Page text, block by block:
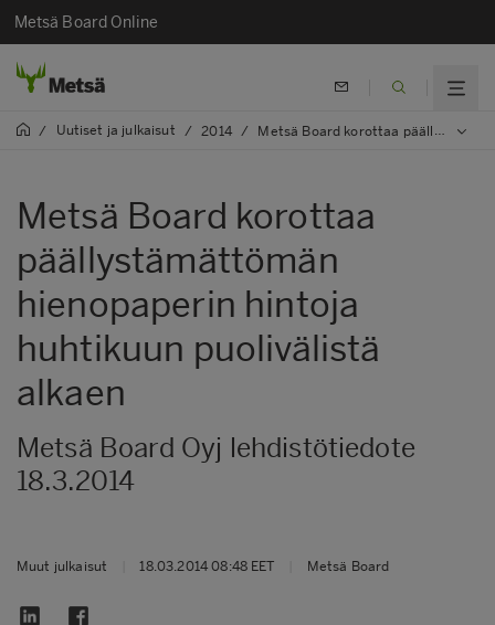
Metsä Board Online
/ Uutiset ja julkaisut / 2014 / Metsä Board korottaa päällystämättömän hienopaperin hintoja huhtikuun puolivälistä alkaen
Metsä Board korottaa
päällystämättömän
hienopaperin hintoja
huhtikuun puolivälistä
alkaen
Metsä Board Oyj lehdistötiedote
18.3.2014
Muut julkaisut 18.03.2014 08:48 EET Metsä Board